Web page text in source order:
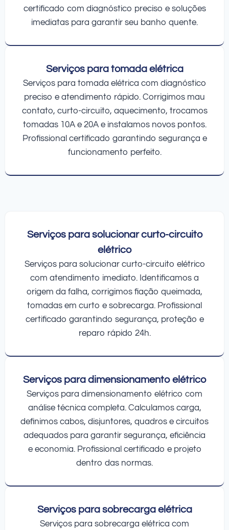
certificado com diagnóstico preciso e soluções
imediatas para garantir seu banho quente.
Serviços para tomada elétrica
Serviços para tomada elétrica com diagnóstico
preciso e atendimento rápido. Corrigimos mau
contato, curto-circuito, aquecimento, trocamos
tomadas 10A e 20A e instalamos novos pontos.
Profissional certificado garantindo segurança e
funcionamento perfeito.
Serviços para solucionar curto-circuito
elétrico
Serviços para solucionar curto-circuito elétrico
com atendimento imediato. Identificamos a
origem da falha, corrigimos fiação queimada,
tomadas em curto e sobrecarga. Profissional
certificado garantindo segurança, proteção e
reparo rápido 24h.
Serviços para dimensionamento elétrico
Serviços para dimensionamento elétrico com
análise técnica completa. Calculamos carga,
definimos cabos, disjuntores, quadros e circuitos
adequados para garantir segurança, eficiência
e economia. Profissional certificado e projeto
dentro das normas.
Serviços para sobrecarga elétrica
Serviços para sobrecarga elétrica com